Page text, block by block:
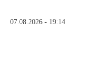
07.08.2026 - 19:14